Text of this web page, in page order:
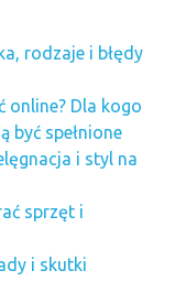
rodzaje i błędy
online? Dla kogo
być spełnione
i styl na
sprzęt i
i skutki